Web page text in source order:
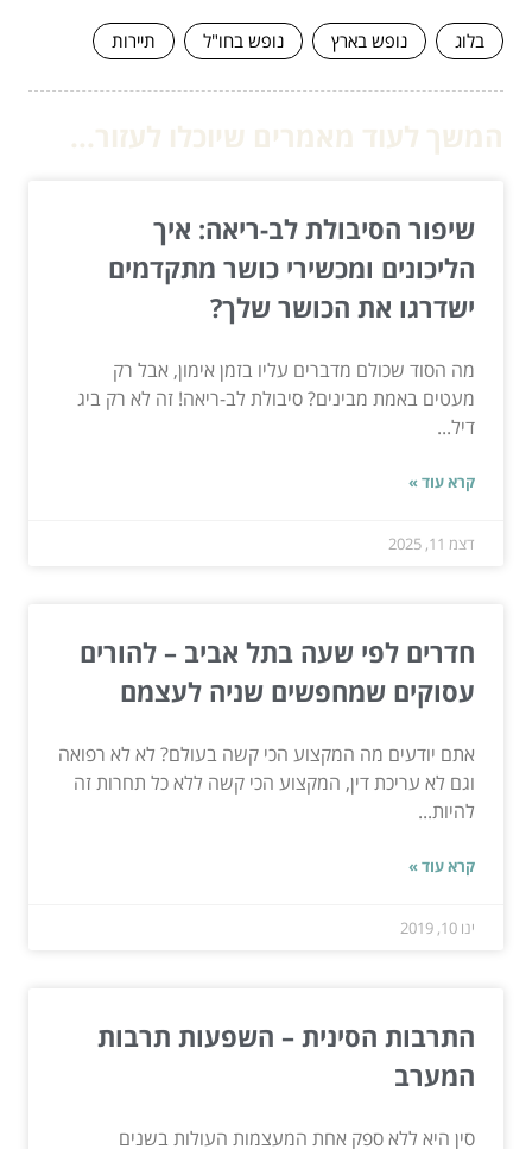
בלוג נופש בארץ נופש בחו"ל תיירות
המשך לעוד מאמרים שיוכלו לעזור...
שיפור הסיבולת לב-ריאה: איך
הליכונים ומכשירי כושר מתקדמים
ישדרגו את הכושר שלך?
מה הסוד שכולם מדברים עליו בזמן אימון, אבל רק
מעטים באמת מבינים? סיבולת לב-ריאה! זה לא רק ביג
דיל...
קרא עוד »
דצמ 11, 2025
חדרים לפי שעה בתל אביב – להורים
עסוקים שמחפשים שניה לעצמם
אתם יודעים מה המקצוע הכי קשה בעולם? לא לא רפואה
וגם לא עריכת דין, המקצוע הכי קשה ללא כל תחרות זה
להיות...
קרא עוד »
ינו 10, 2019
התרבות הסינית – השפעות תרבות
המערב
סין היא ללא ספק אחת המעצמות העולות בשנים